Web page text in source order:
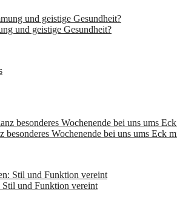
und geistige Gesundheit?
Wochenende bei uns ums Eck
und Funktion vereint